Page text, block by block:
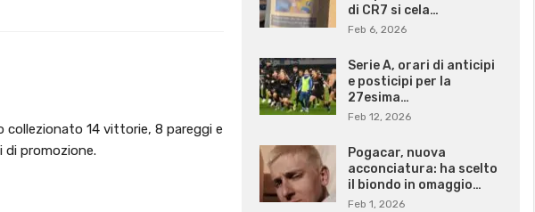
collezionato 14 vittorie, 8 pareggi e
promozione.
di CR7 si cela…
Feb 6, 2026
Serie A, orari di anticipi
e posticipi per la
27esima…
Feb 12, 2026
Pogacar, nuova
acconciatura: ha scelto
il biondo in omaggio…
Feb 1, 2026